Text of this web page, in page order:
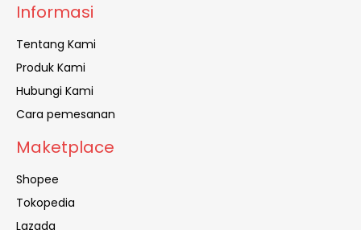
Informasi
Tentang Kami
Produk Kami
Hubungi Kami
Cara pemesanan
Maketplace
Shopee
Tokopedia
Lazada